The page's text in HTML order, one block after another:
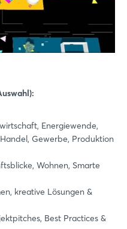
Energiewende,
Gewerbe, Produktion
Wohnen, Smarte
kreative Lösungen &
Best Practices &